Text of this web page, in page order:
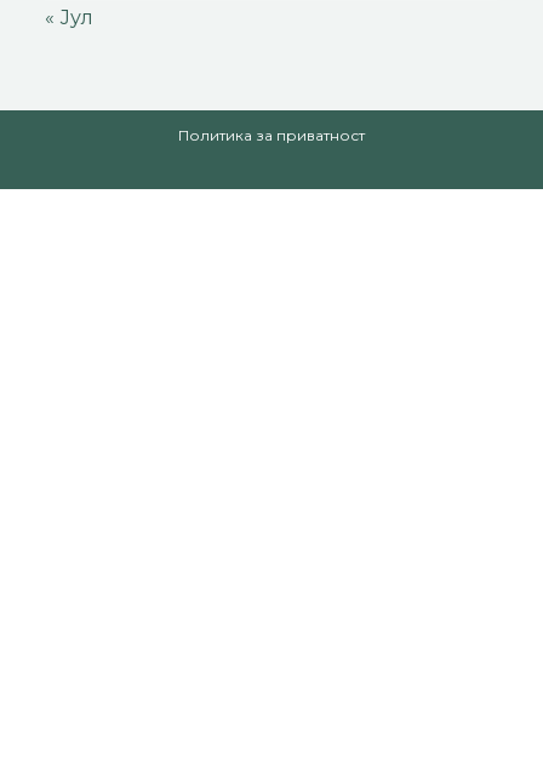
« Јул
Политика за приватност